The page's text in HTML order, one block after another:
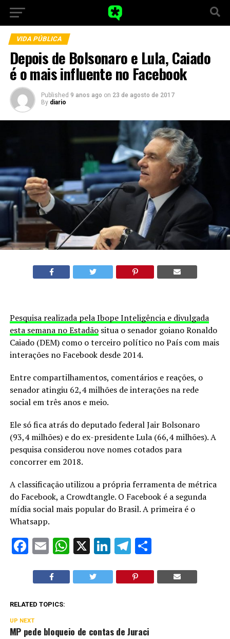
VIDA PÚBLICA
Depois de Bolsonaro e Lula, Caiado
é o mais influente no Facebook
Published 9 anos ago on 23 de agosto de 2017
By diario
Pesquisa realizada pela Ibope Inteligência e divulgada
esta semana no Estadãositua o senador goiano Ronaldo
Caiado (DEM) como o terceiro político no País com mais
interações no Facebook desde 2014.
Entre compartilhamentos, comentários e reações, o
senador atingiu 62,4 milhões de interações na rede
social em três anos e meio.
Ele só fica atrás do deputado federal Jair Bolsonaro
(93,4 milhões) e do ex-presidente Lula (66,4 milhões). A
pesquisa considerou nove nomes cotados para
concorrer em 2018.
A classificação utilizou a própria ferramenta de métrica
do Facebook, a Crowdtangle. O Facebook é a segunda
mídia social mais popular do Brasil. A primeira é o
Whatsapp.
Facebook
EmailWhatsApp
X LinkedIn
Telegram
Share
RELATED TOPICS:
UP NEXT
MP pede bloqueio de contas de Juraci